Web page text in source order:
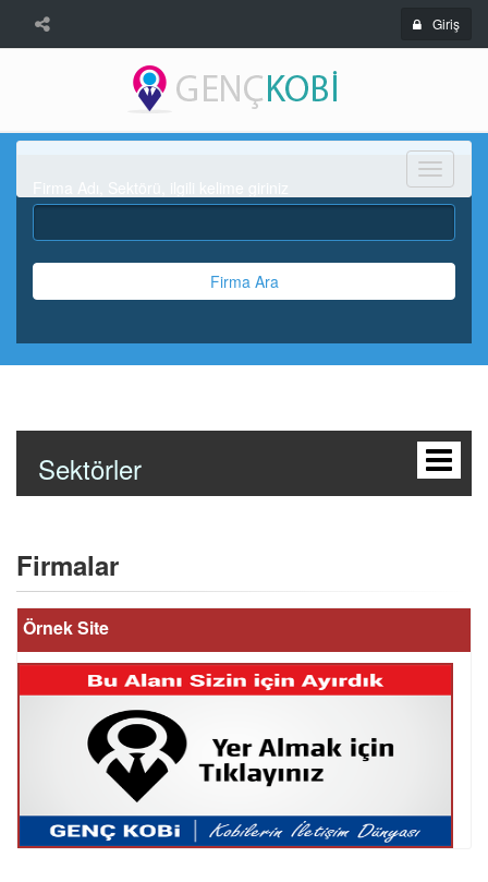
Giriş
Menü
Firma Ara
Sektörler
Firmalar
Örnek Site